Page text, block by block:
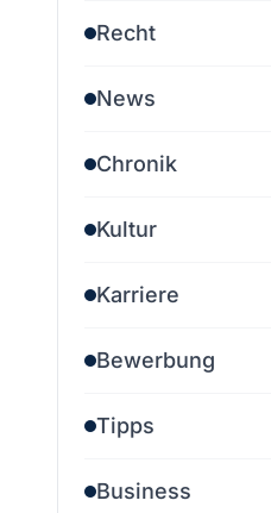
Recht
News
Chronik
Kultur
Karriere
Bewerbung
Tipps
Business